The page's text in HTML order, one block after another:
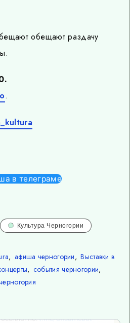
обещают раздачу
.
в телеграме
Культура Черногории
, афиша черногории, Выставки в
, события черногории,